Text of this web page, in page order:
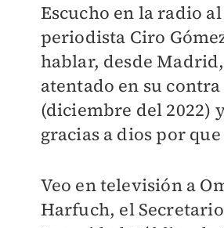
Escucho en la radio al
periodista Ciro
hablar, desde
atentado en su contra
(diciembre del 2022)
gracias a dios por que
Veo en televisión a
Harfuch, el